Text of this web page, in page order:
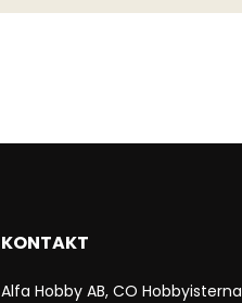
KONTAKT
Alfa Hobby AB, CO Hobbyisterna